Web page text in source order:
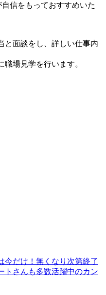
信をもっておすすめいた
と面談をし、詳しい仕事内
場見学を行います。
だけ！無くなり次第終了
さんも多数活躍中のカン